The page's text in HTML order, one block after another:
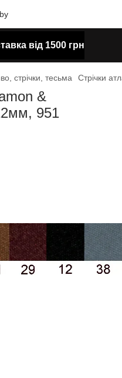
від 1500 грн
стрічки, тесьма Стрічки
&
951